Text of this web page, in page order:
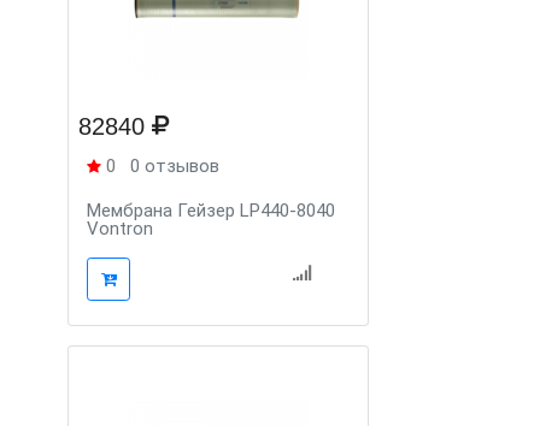
82840
0 0 отзывов
Мембрана Гейзер LP440-8040
Vontron